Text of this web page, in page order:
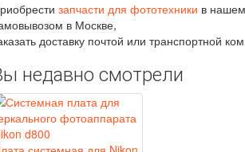
запчасти для фототехники в
в Москве,
доставку почтой или транспортной
недавно смотрели